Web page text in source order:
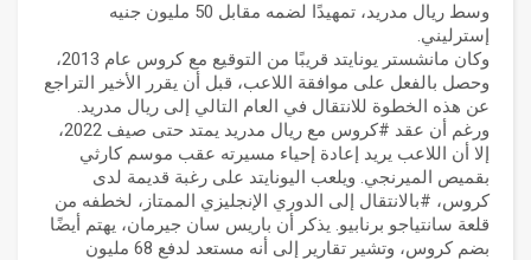
وسط ريال مدريد، تمهيدًا لضمه مقابل 50 مليون جنيه
إسترليني.
وكان مانشستر يونايتد قريبًا من التوقيع مع كروس عام 2013،
وحصل بالفعل على موافقة اللاعب، قبل أن يقرر الأخير التراجع
عن هذه الخطوة للانتقال في العام التالي إلى ريال مدريد.
ورغم أن عقد #كروس مع ريال مدريد يمتد حتى صيف 2022،
إلا أن اللاعب يريد إعادة إحياء مسيرته عقب موسم كارثي
بقميص الميرنجي. ويلعب اليونايتد على رغبة قديمة لدى
كروس، #بالانتقال إلى الدوري الإنجليزي الممتاز، لخطفه من
قلعة سانتياجو برنابيو. يذكر أن باريس سان جيرمان، يهتم أيضًا
بضم كروس، وتشير تقارير إلى أنه مستعد لدفع 68 مليون